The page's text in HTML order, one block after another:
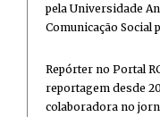
pela Universidade
Comunicação Social
Repórter no Portal
reportagem desde
colaboradora no